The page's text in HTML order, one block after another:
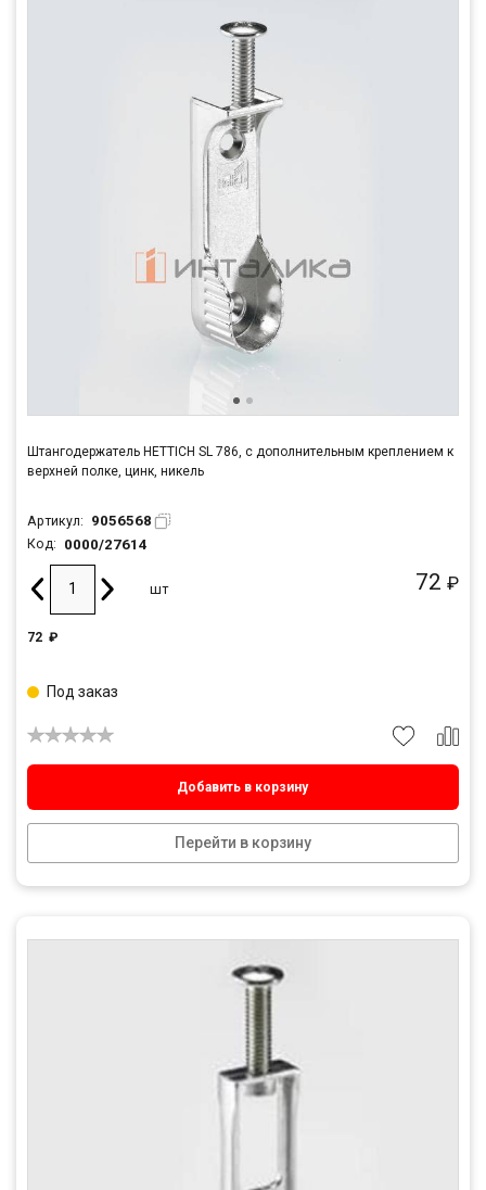
Штангодержатель HETTICH SL 786, с дополнительным креплением к
верхней полке, цинк, никель
Артикул: 9056568
Код: 0000/27614
72 ₽
шт
72 ₽
Добавить в корзину
Перейти в корзину
Под заказ